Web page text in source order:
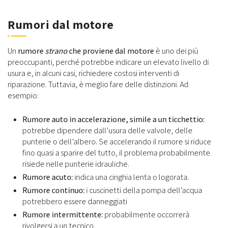
Rumori dal motore
Un rumorestranoche proviene dal motoreè uno dei più
preoccupanti, perché potrebbe indicare un elevato livello di
usura e, in alcuni casi, richiedere costosi interventi di
riparazione. Tuttavia, è meglio fare delle distinzioni. Ad
esempio:
Rumore auto in accelerazione,simile a un ticchettio:
potrebbe dipendere dall’usura delle valvole, delle
punterie o dell’albero. Se accelerando il rumore si riduce
fino quasi a sparire del tutto, il problema probabilmente
risiede nelle punterie idrauliche.
Rumore acuto: indica una cinghia lenta o logorata.
Rumore continuo: i cuscinetti della pompa dell’acqua
potrebbero essere danneggiati
Rumore intermittente: probabilmente occorrerà
rivolgersi a un tecnico.